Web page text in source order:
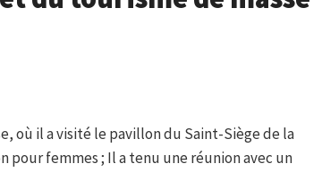
où il a visité le pavillon du Saint-Siège de la
femmes ; Il a tenu une réunion avec un